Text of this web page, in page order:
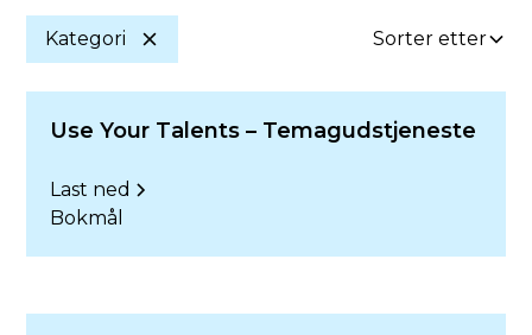
Kategori Sorter etter
Use Your Talents – Temagudstjeneste
Last ned
Bokmål